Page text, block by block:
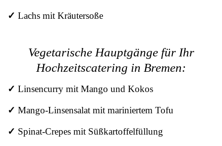
✓ Lachs mit Kräutersoße
Vegetarische Hauptgänge für Ihr
Hochzeitscatering in Bremen:
✓ Linsencurry mit Mango und Kokos
✓ Mango-Linsensalat mit mariniertem Tofu
✓ Spinat-Crepes mit Süßkartoffelfüllung